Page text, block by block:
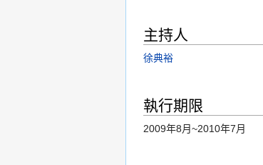
主持人
徐典裕
執行期限
2009年8月~2010年7月